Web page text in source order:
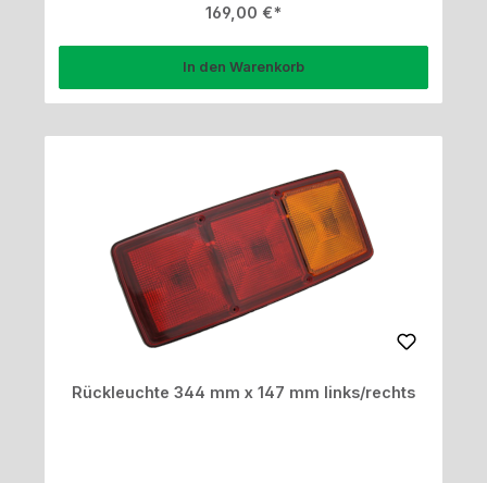
Regulärer Preis:
169,00 €
In den Warenkorb
Rückleuchte 344 mm x 147 mm links/rechts